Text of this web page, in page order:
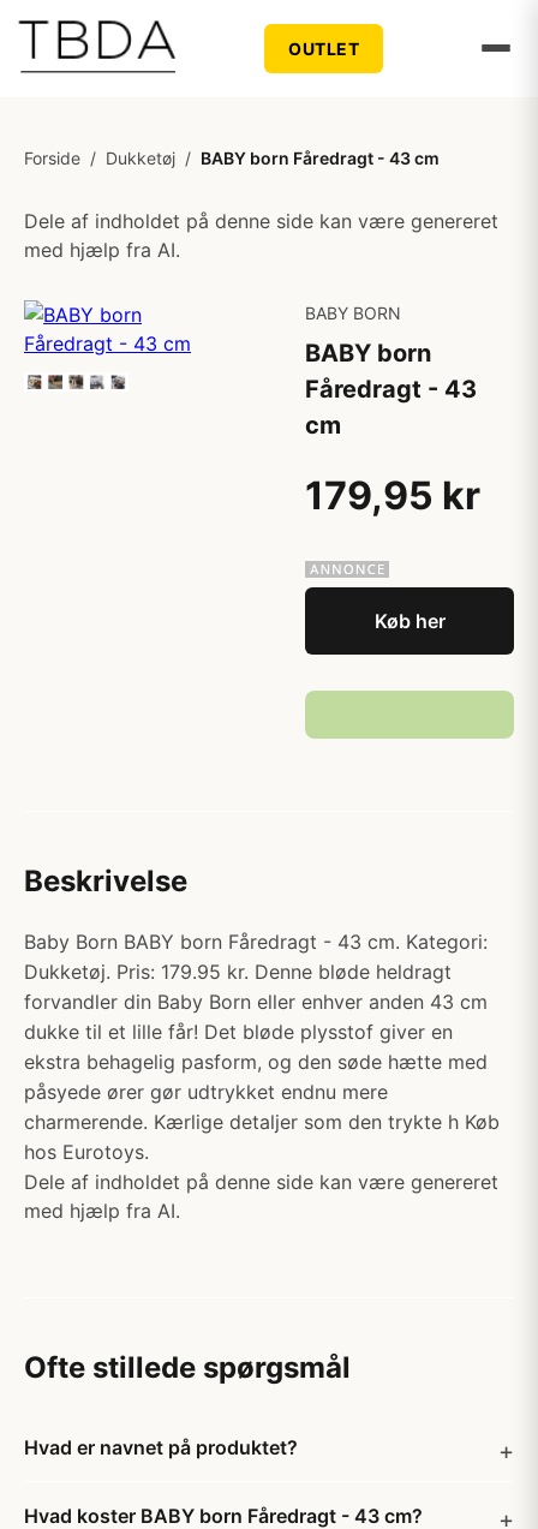
OUTLET
Forside / Dukketøj / BABY born Fåredragt - 43 cm
Dele af indholdet på denne side kan være genereret
med hjælp fra AI.
BABY BORN
BABY born
Fåredragt - 43
cm
179,95 kr
Køb her
Beskrivelse
Baby Born BABY born Fåredragt - 43 cm. Kategori:
Dukketøj. Pris: 179.95 kr. Denne bløde heldragt
forvandler din Baby Born eller enhver anden 43 cm
dukke til et lille får! Det bløde plysstof giver en
ekstra behagelig pasform, og den søde hætte med
påsyede ører gør udtrykket endnu mere
charmerende. Kærlige detaljer som den trykte h Køb
hos Eurotoys.
Dele af indholdet på denne side kan være genereret
med hjælp fra AI.
Ofte stillede spørgsmål
Hvad er navnet på produktet?
Hvad koster BABY born Fåredragt - 43 cm?